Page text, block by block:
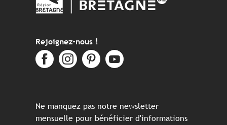
Rejoignez-nous !
Ne manquez pas notre newsletter
mensuelle pour bénéficier d'informations